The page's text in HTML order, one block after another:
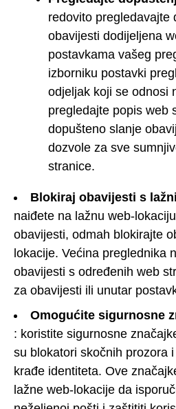
redovito pregledavajte
obavijesti dodijeljena
postavkama vašeg
izborniku postavki
odjeljak koji se odnosi
pregledajte popis web
dopušteno slanje
dozvole za sve
stranice.
Blokiraj obavijesti s
naiđete na lažnu web-
obavijesti, odmah blokirajte
lokacije. Većina preglednika
obavijesti s određenih web
za obavijesti ili unutar
Omogućite sigurnosne
: koristite sigurnosne
su blokatori skočnih prozora
krađe identiteta. Ove
lažne web-lokacije da